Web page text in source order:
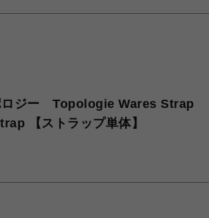
ジー Topologie Wares Strap
【ストラップ単体】